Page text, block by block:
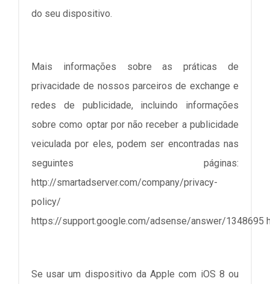
do seu dispositivo.
Mais informações sobre as práticas de
privacidade de nossos parceiros de exchange e
redes de publicidade, incluindo informações
sobre como optar por não receber a publicidade
veiculada por eles, podem ser encontradas nas
seguintes páginas:
http://smartadserver.com/company/privacy-
policy/
https://support.google.com/adsense/answer/1348695
Se usar um dispositivo da Apple com iOS 8 ou